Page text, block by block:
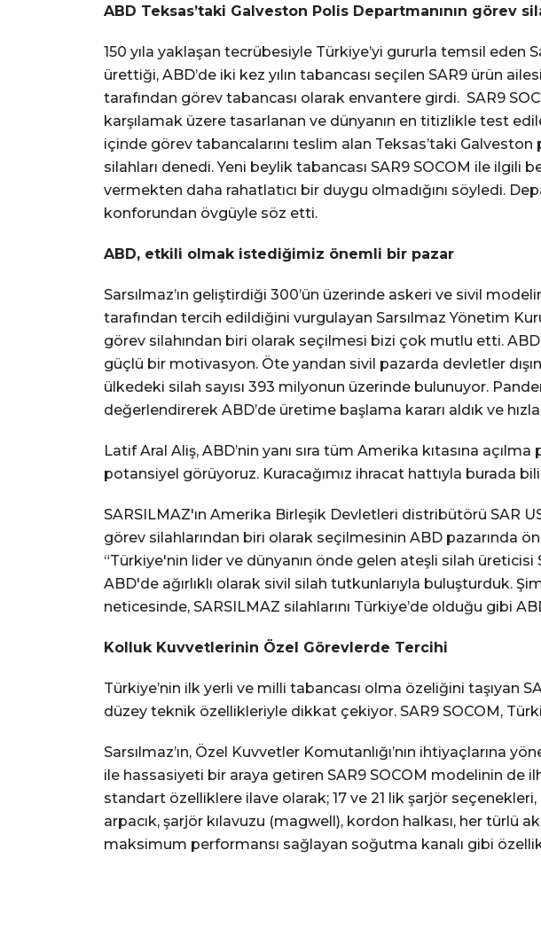
ABD Teksas’taki Galveston Polis Departmanının görev
150 yıla yaklaşan tecrübesiyle Türkiye’yi gururla temsil eden
ürettiği, ABD’de iki kez yılın tabancası seçilen SAR9 ürün
tarafından görev tabancası olarak envantere girdi. SAR9
karşılamak üzere tasarlanan ve dünyanın en titizlikle test
içinde görev tabancalarını teslim alan Teksas’taki
silahları denedi. Yeni beylik tabancası SAR9 SOCOM ile
vermekten daha rahatlatıcı bir duygu olmadığını söyledi.
konforundan övgüyle söz etti.
ABD, etkili olmak istediğimiz önemli bir pazar
Sarsılmaz’ın geliştirdiği 300’ün üzerinde askeri ve sivil
tarafından tercih edildiğini vurgulayan Sarsılmaz Yönetim
görev silahından biri olarak seçilmesi bizi çok mutlu etti.
güçlü bir motivasyon. Öte yandan sivil pazarda devletler
ülkedeki silah sayısı 393 milyonun üzerinde bulunuyor.
değerlendirerek ABD’de üretime başlama kararı aldık ve
Latif Aral Aliş, ABD’nin yanı sıra tüm Amerika kıtasına
potansiyel görüyoruz. Kuracağımız ihracat hattıyla burada
SARSILMAZ'ın Amerika Birleşik Devletleri distribütörü SAR
görev silahlarından biri olarak seçilmesinin ABD pazarında
“Türkiye'nin lider ve dünyanın önde gelen ateşli silah üreticisi
ABD'de ağırlıklı olarak sivil silah tutkunlarıyla buluşturduk.
neticesinde, SARSILMAZ silahlarını Türkiye’de olduğu gibi
Kolluk Kuvvetlerinin Özel Görevlerde Tercihi
Türkiye’nin ilk yerli ve milli tabancası olma özeliğini taşıyan
düzey teknik özellikleriyle dikkat çekiyor. SAR9 SOCOM,
Sarsılmaz’ın, Özel Kuvvetler Komutanlığı’nın ihtiyaçlarına
ile hassasiyeti bir araya getiren SAR9 SOCOM modelinin de
standart özelliklere ilave olarak; 17 ve 21 lik şarjör
arpacık, şarjör kılavuzu (magwell), kordon halkası, her
maksimum performansı sağlayan soğutma kanalı gibi